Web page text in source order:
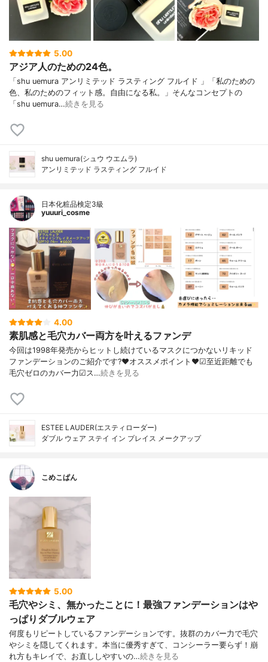
5.00
アジア人のための24色。
「shu uemura アンリミテッド ラスティング フルイド 」「私のための
色、私のためのフィット感。自由になる私。」そんなコンセプトの
「shu uemura…続きを見る
shu uemura(シュウ ウエムラ)
アンリミテッド ラスティング フルイド
日本化粧品検定3級
yuuuri_cosme
4.00
素肌感と毛穴カバー両方を叶えるファンデ
今回は1998年発売からヒットし続けているマスクにつかないリキッド
ファンデーションのご紹介です?❤︎オススメポイント❤︎☑︎至近距離でも
毛穴ゼロのカバー力☑︎ス…続きを見る
ESTEE LAUDER(エスティローダー)
ダブル ウェア ステイ イン プレイス メークアップ
こめこぱん
5.00
毛穴やシミ、無かったことに！最強ファンデーションはや
っぱりダブルウェア
何度もリピートしているファンデーションです。抜群のカバー力で毛穴
やシミを隠してくれます。本当に優秀すぎて、コンシーラー要らず！崩
れ方もキレイで、お直ししやすいの…続きを見る